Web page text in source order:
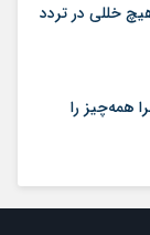
خللی در تردد
همه‌چیز را